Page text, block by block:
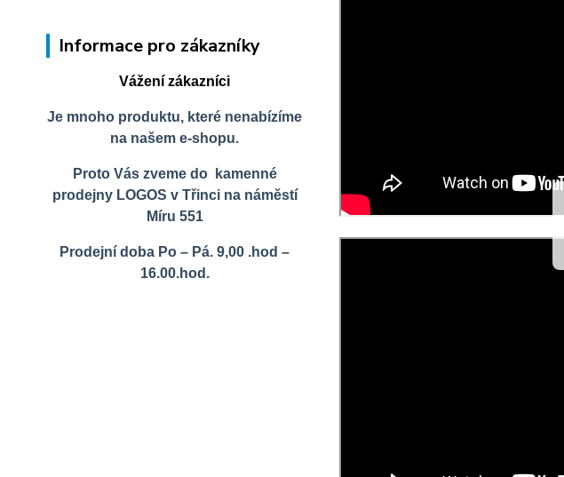
Informace pro zákazníky
Vážení zákazníci
Je mnoho produktu, které nenabízíme
na našem e-shopu.
Proto Vás zveme do kamenné
prodejny LOGOS v Třinci na náměstí
Míru 551
Prodejní doba Po – Pá. 9,00 .hod –
16.00.hod.